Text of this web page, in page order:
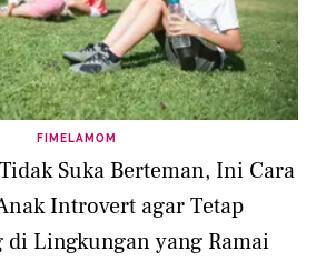
FIMELAMOM
Suka Berteman, Ini Cara
Introvert agar Tetap
di Lingkungan yang Ramai